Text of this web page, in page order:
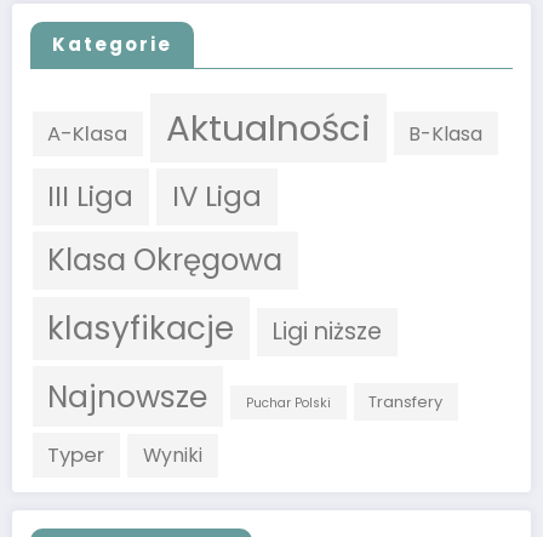
Kategorie
A-Klasa Aktualności B-Klasa
III Liga IV Liga
Klasa Okręgowa
klasyfikacje Ligi niższe
Najnowsze Puchar Polski Transfery
Typer Wyniki